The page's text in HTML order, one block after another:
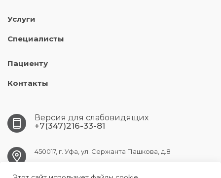
Услуги
Специалисты
Пациенту
Контакты
Версия для слабовидящих
+7(347)216-33-81
450017, г. Уфа, ул. Сержанта Пашкова, д.8